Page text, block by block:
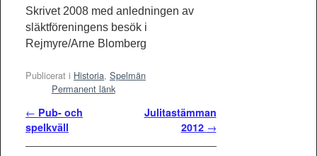
Skrivet 2008 med anledningen av
släktföreningens besök i
Rejmyre/Arne Blomberg
Publicerat i Historia, Spelmän
Permanent länk
Inläggsnavigering
← Pub- och
spelkväll
Julitastämman
2012 →